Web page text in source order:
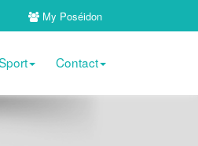
My Poséidon
Contact